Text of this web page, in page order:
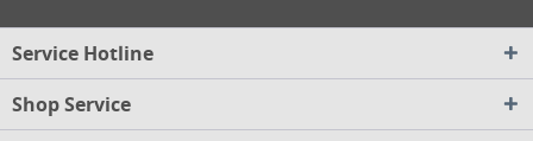
Service Hotline
Shop Service